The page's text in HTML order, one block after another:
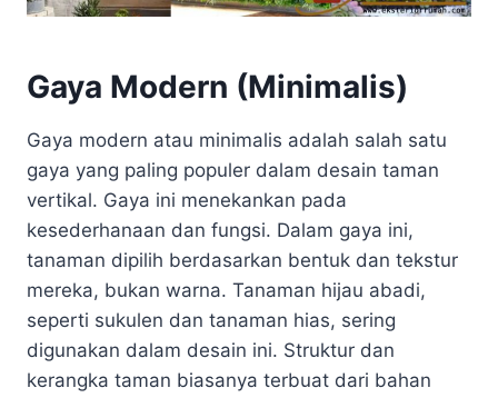
Gaya Modern (Minimalis)
Gaya modern atau minimalis adalah salah satu
gaya yang paling populer dalam desain taman
vertikal. Gaya ini menekankan pada
kesederhanaan dan fungsi. Dalam gaya ini,
tanaman dipilih berdasarkan bentuk dan tekstur
mereka, bukan warna. Tanaman hijau abadi,
seperti sukulen dan tanaman hias, sering
digunakan dalam desain ini. Struktur dan
kerangka taman biasanya terbuat dari bahan